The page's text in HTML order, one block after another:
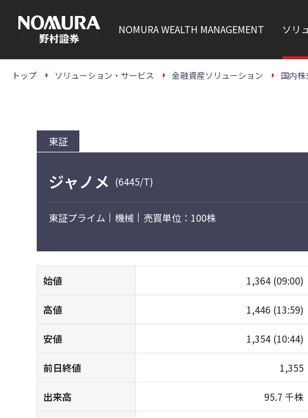
本
NOMURAWEALTH MANAGEMENT ソリ
トップ ソリューション・サービス 金融資産ソリューション 国内株
東証
ジャノメ (6445/T)
東証プライム 機械 売買単位：100株
始値 1,364 (09:00)
高値 1,446 (13:59)
安値 1,354 (10:44)
前日終値 1,355
出来高 95.7 千株